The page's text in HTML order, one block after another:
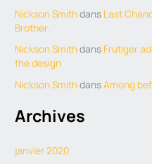
Nickson Smithdans Last
Brother.
Nickson Smithdans Frutiger
the design
Nickson SmithdansAmong
Archives
janvier 2020